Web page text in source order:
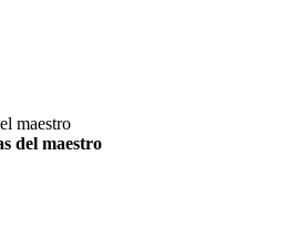
del maestro